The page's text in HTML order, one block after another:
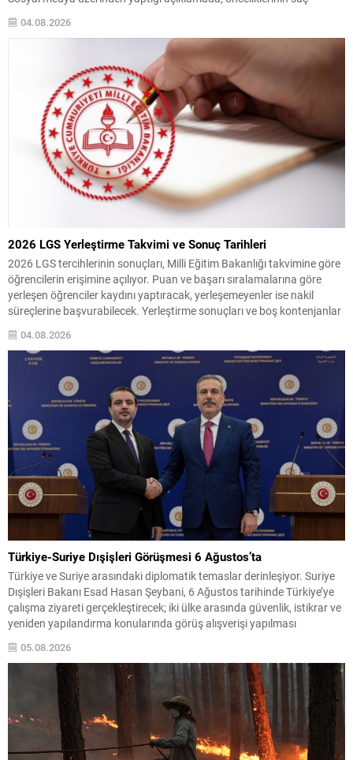
örgütlerini yapılaşma aşamasında tespit etmek olduğunu belirtti.
Bakan Çiftçi, amaçlarının insan ve finans kaynaklarını kurutarak, suç
gelirlerini hukuki çerçevede devlet denetimine almak olduğunu
vurguladı. “Hiçbir suç yapılanmasına alan...
04.08.2026
2026 LGS Yerleştirme Takvimi ve Sonuç Tarihleri
2026 LGS tercihlerinin sonuçları, Milli Eğitim Bakanlığı takvimine göre
öğrencilerin erişimine açılıyor. Puan ve başarı sıralamalarına göre
yerleşen öğrenciler kaydını yaptıracak, yerleşemeyenler ise nakil
süreçlerine başvurabilecek. Yerleştirme sonuçları ve boş kontenjanlar
5 Ağustos Çarşamba günü meb.gov.tr adresinde ilan edilecek.
Sınavla öğrenci alan okullarda puan eşitliği durumunda sıralama;
Okul Başarı Puanı...
04.08.2026
Türkiye-Suriye Dışişleri Görüşmesi 6 Ağustos’ta
Türkiye ve Suriye arasındaki diplomatik temaslar derinleşiyor. Suriye
Dışişleri Bakanı Esad Hasan Şeybani, 6 Ağustos tarihinde Türkiye’ye
çalışma ziyareti gerçekleştirecek; iki ülke arasında güvenlik, istikrar ve
yeniden yapılandırma konularında görüş alışverişi yapılması
toplumsal uzlaşı alanlarında sağlanan ilerlemenin sürdürülebilir hale
getirilmesi amaçlanıyor. Türkiye ile...
05.08.2026